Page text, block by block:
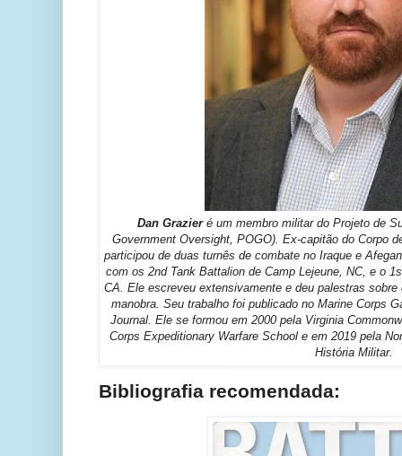
Dan Grazieré um membro militar do Projeto de
Government Oversight, POGO). Ex-capitão do Corpo
participou de duas turnês de combate no Iraque e
com os 2nd Tank Battalion de Camp Lejeune, NC, e o
CA. Ele escreveu extensivamente e deu palestras
manobra. Seu trabalho foi publicado no Marine Corps
Journal. Ele se formou em 2000 pela Virginia
Corps Expeditionary Warfare School e em 2019 pela
História Militar.
Bibliografia recomendada: